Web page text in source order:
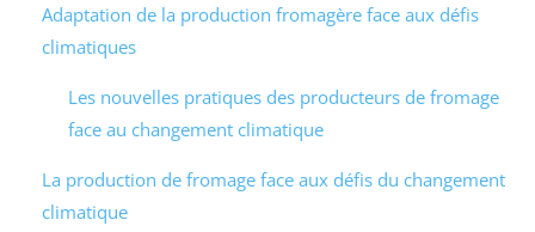
Adaptation de la production fromagère face aux défis
climatiques
Les nouvelles pratiques des producteurs de fromage
face au changement climatique
La production de fromage face aux défis du changement
climatique